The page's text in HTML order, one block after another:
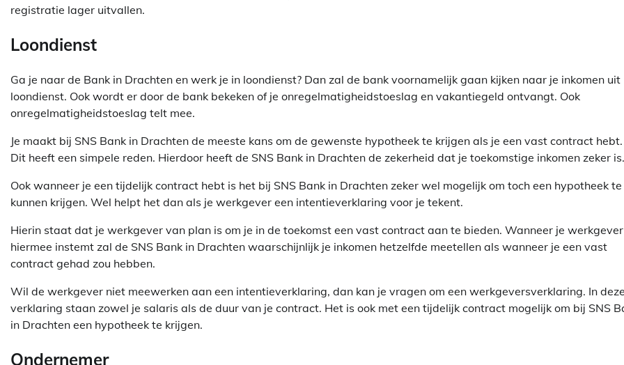
registratie lager uitvallen.
Loondienst
Ga je naar de Bank in Drachten en werk je in loondienst? Dan zal de bank voornamelijk gaan kijken naar je inkomen uit
loondienst. Ook wordt er door de bank bekeken of je onregelmatigheidstoeslag en vakantiegeld ontvangt. Ook
onregelmatigheidstoeslag telt mee.
Je maakt bij SNS Bank in Drachten de meeste kans om de gewenste hypotheek te krijgen als je een vast contract hebt.
Dit heeft een simpele reden. Hierdoor heeft de SNS Bank in Drachten de zekerheid dat je toekomstige inkomen zeker is.
Ook wanneer je een tijdelijk contract hebt is het bij SNS Bank in Drachten zeker wel mogelijk om toch een hypotheek te
kunnen krijgen. Wel helpt het dan als je werkgever een intentieverklaring voor je tekent.
Hierin staat dat je werkgever van plan is om je in de toekomst een vast contract aan te bieden. Wanneer je werkgever
hiermee instemt zal de SNS Bank in Drachten waarschijnlijk je inkomen hetzelfde meetellen als wanneer je een vast
contract gehad zou hebben.
Wil de werkgever niet meewerken aan een intentieverklaring, dan kan je vragen om een werkgeversverklaring. In
verklaring staan zowel je salaris als de duur van je contract. Het is ook met een tijdelijk contract mogelijk om bij SNS
in Drachten een hypotheek te krijgen.
Ondernemer